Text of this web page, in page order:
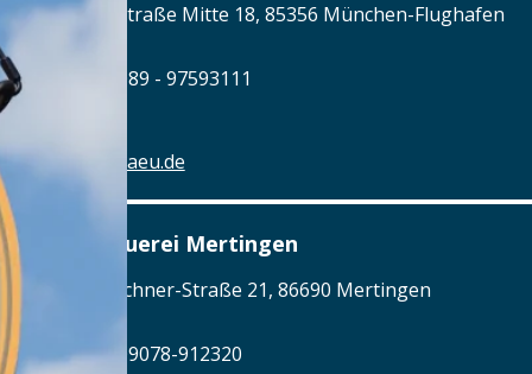
Terminalstraße Mitte 18, 85356 München-Flughafen
Tel.: Tel.: 089 - 97593111
www.airbraeu.de
Alte Brauerei Mertingen
Hilaria-Lechner-Straße 21, 86690 Mertingen
Tel.: Tel.: 09078-912320